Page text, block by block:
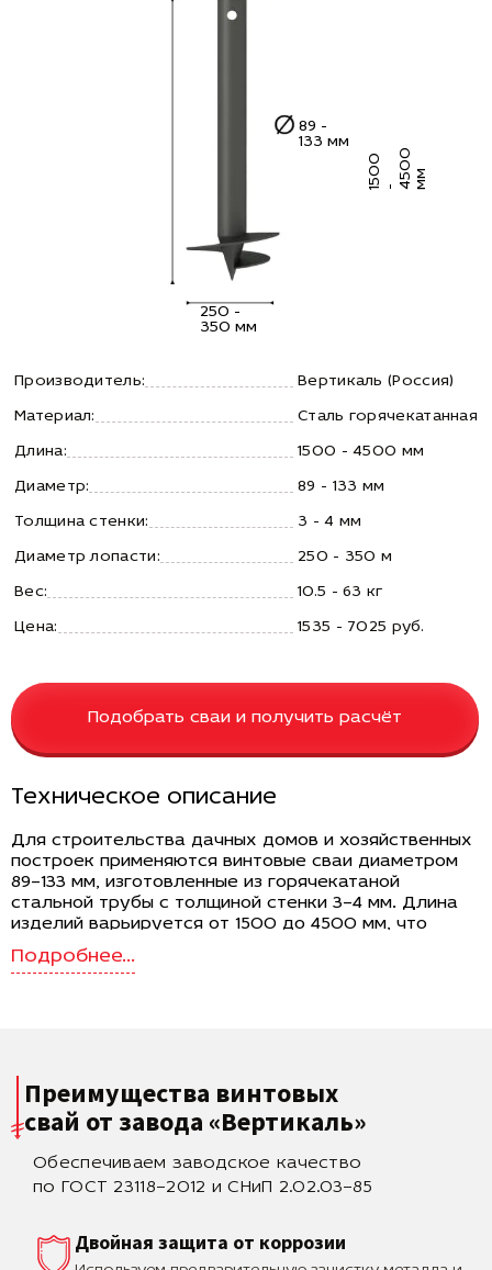
1
5
0
0 -
4
5
0 0
м м
250 -
350 мм
89 -
133 мм
Производитель: Вертикаль (Россия)
Материал: Сталь горячекатанная
Длина: 1500 - 4500 мм
Диаметр: 89 - 133 мм
Толщина стенки: 3 - 4 мм
Диаметр лопасти: 250 - 350 м
Вес: 10.5 - 63 кг
Цена: 1535 - 7025 руб.
Подобрать сваи и получить расчёт
Техническое описание
Для строительства дачных домов и хозяйственных
построек применяются винтовые сваи диаметром
89–133 мм, изготовленные из горячекатаной
стальной трубы с толщиной стенки 3–4 мм. Длина
изделий варьируется от 1500 до 4500 мм, что
позволяет подбирать их с учетом глубины
промерзания грунта и требований проекта. Лопасти
применением механизированного оборудования.
Назначение и область применения
Сваи данного типоразмера подходят для
возведения фундаментов под дачные дома,
нагрузок от веса стен, перекрытий, кровли, а
Преимущества винтовых
свай от завода «Вертикаль»
Обеспечиваем заводское качество
по ГОСТ 23118–2012 и СНиП 2.02.03–85
Двойная защита от коррозии